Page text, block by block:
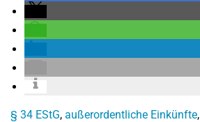
§ 34 EStG, außerordentliche Einkünfte,